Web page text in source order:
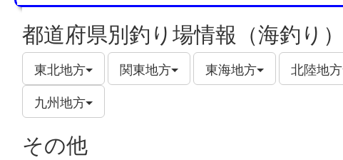
都道府県別釣り場情報（海釣り）
東北地方 関東地方 東海地方 北陸地方
九州地方
その他